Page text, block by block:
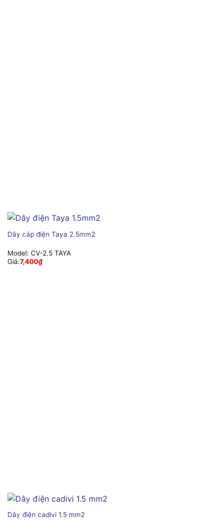
Dây cáp điện Taya 2.5mm2
Model: CV-2.5 TAYA
Giá:7,400₫
Dây điện cadivi 1.5 mm2